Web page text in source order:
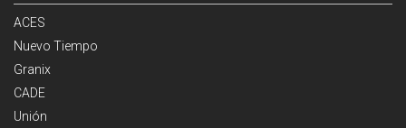
ACES
Nuevo Tiempo
Granix
CADE
Unión